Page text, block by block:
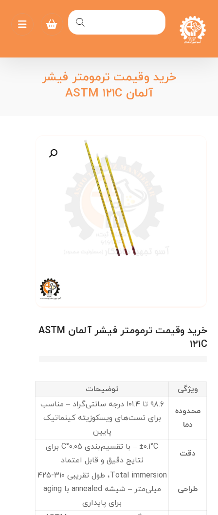
خرید وقیمت ترمومتر فیشر
آلمان ASTM ۱۲۱C
بزرگنمایی تصویر
خرید وقیمت ترمومتر فیشر آلمان ASTM
۱۲۱C
ویژگی توضیحات
محدوده
دما
۹۸.۶ تا ۱۰۱.۴ درجه سانتی‌گراد – مناسب
برای تست‌های ویسکوزیته کینماتیک
پایین
دقت
±۰.۱°C – با تقسیم‌بندی ۰.۰۵°C برای
نتایج دقیق و قابل اعتماد
طراحی
Total immersion، طول تقریبی ۳۱۰-۴۲۵
میلی‌متر – شیشه annealed با aging
برای پایداری